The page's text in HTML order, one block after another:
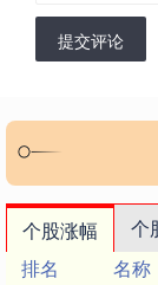
提交评论
个股涨幅 个
排名
名称